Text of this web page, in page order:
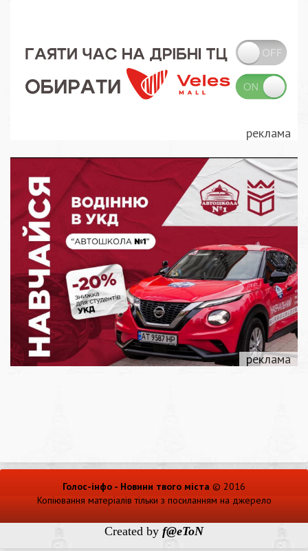
Голос-інфо - Новини твого міста © 2016
Копіювання матеріалів тільки з посиланням на джерело
Created by f@eToN